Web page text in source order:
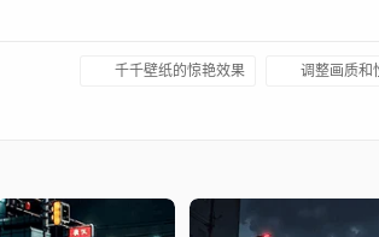
千千壁纸的惊艳效果 调整画质和